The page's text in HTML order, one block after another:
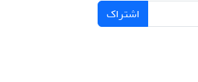
اشتراک